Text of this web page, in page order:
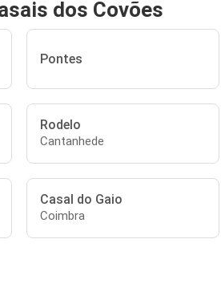
dos Covões
Pontes
Rodelo
Cantanhede
Casal do Gaio
Coimbra